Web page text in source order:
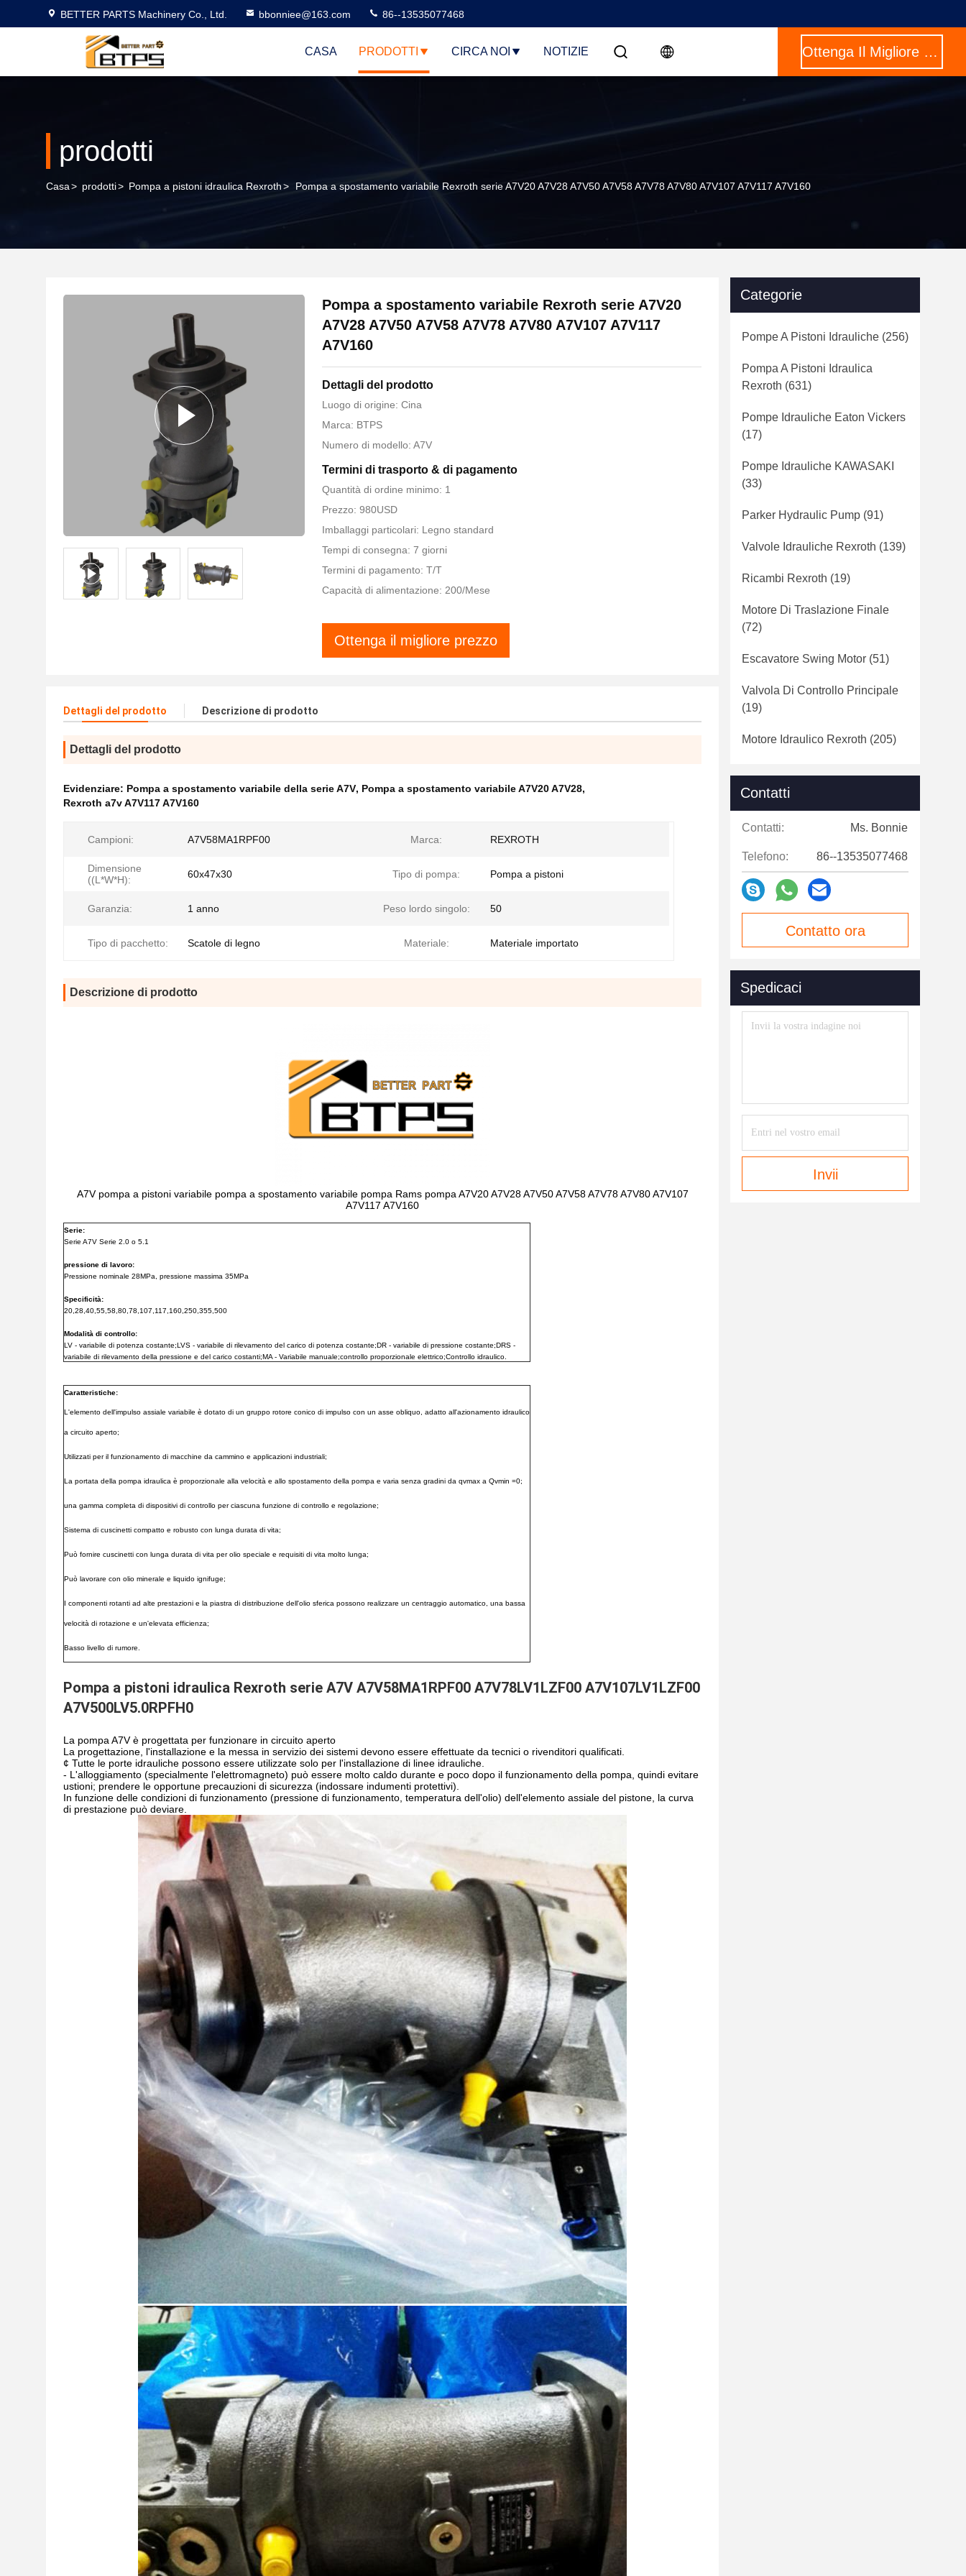
BETTER PARTS Machinery Co., Ltd. bbonniee@163.com 86--13535077468
CASA PRODOTTI CIRCA NOI NOTIZIE Ottenga Il Migliore Prezzo
prodotti
Casa> prodotti> Pompa a pistoni idraulica Rexroth> Pompa a spostamento variabile Rexroth serie A7V20 A7V28 A7V50 A7V58 A7V78 A7V80 A7V107 A7V117 A7V160
Pompa a spostamento variabile Rexroth serie A7V20
A7V28 A7V50 A7V58 A7V78 A7V80 A7V107 A7V117
A7V160
Dettagli del prodotto
Luogo di origine: Cina
Marca: BTPS
Numero di modello: A7V
Termini di trasporto & di pagamento
Quantità di ordine minimo: 1
Prezzo: 980USD
Imballaggi particolari: Legno standard
Tempi di consegna: 7 giorni
Termini di pagamento: T/T
Capacità di alimentazione: 200/Mese
Ottenga il migliore prezzo
Dettagli del prodotto Descrizione di prodotto
Dettagli del prodotto
Evidenziare: Pompa a spostamento variabile della serie A7V, Pompa a spostamento variabile A7V20 A7V28,
Rexroth a7v A7V117 A7V160
Campioni: A7V58MA1RPF00 Marca: REXROTH
Dimensione
((L*W*H):
60x47x30 Tipo di pompa: Pompa a pistoni
Garanzia: 1 anno Peso lordo singolo: 50
Tipo di pacchetto: Scatole di legno Materiale: Materiale importato
Descrizione di prodotto
A7V pompa a pistoni variabile pompa a spostamento variabile pompa Rams pompa A7V20 A7V28 A7V50 A7V58 A7V78 A7V80 A7V107
A7V117 A7V160
Serie:
Serie A7V Serie 2.0 o 5.1
pressione di lavoro:
Pressione nominale 28MPa, pressione massima 35MPa
Specificità:
20,28,40,55,58,80,78,107,117,160,250,355,500
Modalità di controllo:
LV - variabile di potenza costante;LVS - variabile di rilevamento del carico di potenza costante;DR - variabile di pressione costante;DRS -
variabile di rilevamento della pressione e del carico costanti;MA - Variabile manuale;controllo proporzionale elettrico;Controllo idraulico.
Caratteristiche:
L'elemento dell'impulso assiale variabile è dotato di un gruppo rotore conico di impulso con un asse obliquo, adatto all'azionamento idraulico
a circuito aperto;
Utilizzati per il funzionamento di macchine da cammino e applicazioni industriali;
La portata della pompa idraulica è proporzionale alla velocità e allo spostamento della pompa e varia senza gradini da qvmax a Qvmin =0;
una gamma completa di dispositivi di controllo per ciascuna funzione di controllo e regolazione;
Sistema di cuscinetti compatto e robusto con lunga durata di vita;
Può fornire cuscinetti con lunga durata di vita per olio speciale e requisiti di vita molto lunga;
Può lavorare con olio minerale e liquido ignifuge;
I componenti rotanti ad alte prestazioni e la piastra di distribuzione dell'olio sferica possono realizzare un centraggio automatico, una bassa
velocità di rotazione e un'elevata efficienza;
Basso livello di rumore.
Pompa a pistoni idraulica Rexroth serie A7V A7V58MA1RPF00 A7V78LV1LZF00 A7V107LV1LZF00
A7V500LV5.0RPFH0
La pompa A7V è progettata per funzionare in circuito aperto
La progettazione, l'installazione e la messa in servizio dei sistemi devono essere effettuate da tecnici o rivenditori qualificati.
¢ Tutte le porte idrauliche possono essere utilizzate solo per l'installazione di linee idrauliche.
- L'alloggiamento (specialmente l'elettromagneto) può essere molto caldo durante e poco dopo il funzionamento della pompa, quindi evitare
ustioni; prendere le opportune precauzioni di sicurezza (indossare indumenti protettivi).
In funzione delle condizioni di funzionamento (pressione di funzionamento, temperatura dell'olio) dell'elemento assiale del pistone, la curva
di prestazione può deviare.
Categorie
Pompe A Pistoni Idrauliche (256)
Pompa A Pistoni Idraulica
Rexroth (631)
Pompe Idrauliche Eaton Vickers
(17)
Pompe Idrauliche KAWASAKI
(33)
Parker Hydraulic Pump (91)
Valvole Idrauliche Rexroth (139)
Ricambi Rexroth (19)
Motore Di Traslazione Finale
(72)
Escavatore Swing Motor (51)
Valvola Di Controllo Principale
(19)
Motore Idraulico Rexroth (205)
Contatti
Contatti: Ms. Bonnie
Telefono: 86--13535077468
Contatto ora
Spedicaci
Invii